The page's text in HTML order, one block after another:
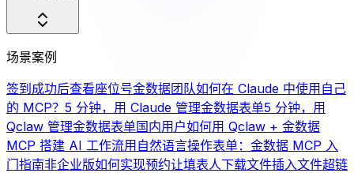
场景案例
签到成功后查看座位号金数据团队如何在 Claude 中使用自己
的 MCP？ 5 分钟，用 Claude 管理金数据表单5 分钟，用
Qclaw 管理金数据表单国内用户如何用 Qclaw + 金数据
MCP 搭建 AI 工作流用自然语言操作表单：金数据 MCP 入
门指南非企业版如何实现预约让填表人下载文件插入文件超链